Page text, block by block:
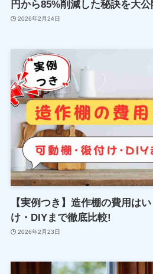
円から85%削減した秘訣を大公
2026年2月24日
【実例つき】造作棚の費用は
け・DIYまで徹底比較!
2026年2月23日